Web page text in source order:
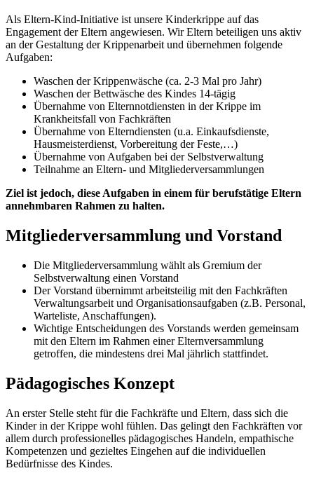
Als Eltern-Kind-Initiative ist unsere Kinderkrippe auf das
Engagement der Eltern angewiesen. Wir Eltern beteiligen uns aktiv
an der Gestaltung der Krippenarbeit und übernehmen folgende
Aufgaben:
Waschen der Krippenwäsche (ca. 2-3 Mal pro Jahr)
Waschen der Bettwäsche des Kindes 14-tägig
Übernahme von Elternnotdiensten in der Krippe im
Krankheitsfall von Fachkräften
Übernahme von Elterndiensten (u.a. Einkaufsdienste,
Hausmeisterdienst, Vorbereitung der Feste,…)
Übernahme von Aufgaben bei der Selbstverwaltung
Teilnahme an Eltern- und Mitgliederversammlungen
Ziel ist jedoch, diese Aufgaben in einem für berufstätige Eltern
annehmbaren Rahmen zu halten.
Mitgliederversammlung und Vorstand
Die Mitgliederversammlung wählt als Gremium der
Selbstverwaltung einen Vorstand
Der Vorstand übernimmt arbeitsteilig mit den Fachkräften
Verwaltungsarbeit und Organisationsaufgaben (z.B. Personal,
Warteliste, Anschaffungen).
Wichtige Entscheidungen des Vorstands werden gemeinsam
mit den Eltern im Rahmen einer Elternversammlung
getroffen, die mindestens drei Mal jährlich stattfindet.
Pädagogisches Konzept
An erster Stelle steht für die Fachkräfte und Eltern, dass sich die
Kinder in der Krippe wohl fühlen. Das gelingt den Fachkräften vor
allem durch professionelles pädagogisches Handeln, empathische
Kompetenzen und gezieltes Eingehen auf die individuellen
Bedürfnisse des Kindes.